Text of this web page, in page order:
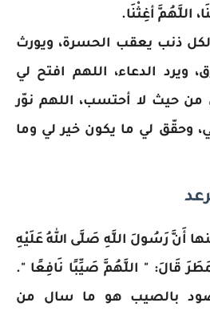
اللَّهُمَّ أغِثْنَا.
ذنب يعقب الحسرة، ويورث
ويرد الدعاء، اللهم افتح لي
من حيث لا أحتسب، اللهم نوّر
وحقّق لي ما يكون خير لي وما
أَنَّ رَسُولَ اللَّهِ صَلَّى اللهُ عَلَيْهِ
قَالَ: " اللَّهُمَّ صَيِّبًا نَافِعًا ".
بالصيب هو ما سال من